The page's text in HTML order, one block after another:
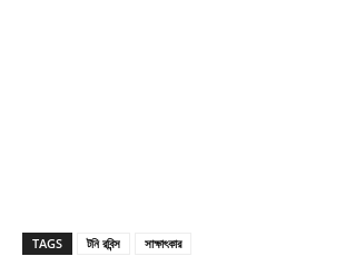
TAGS টনি রবিন্স সাক্ষাৎকার